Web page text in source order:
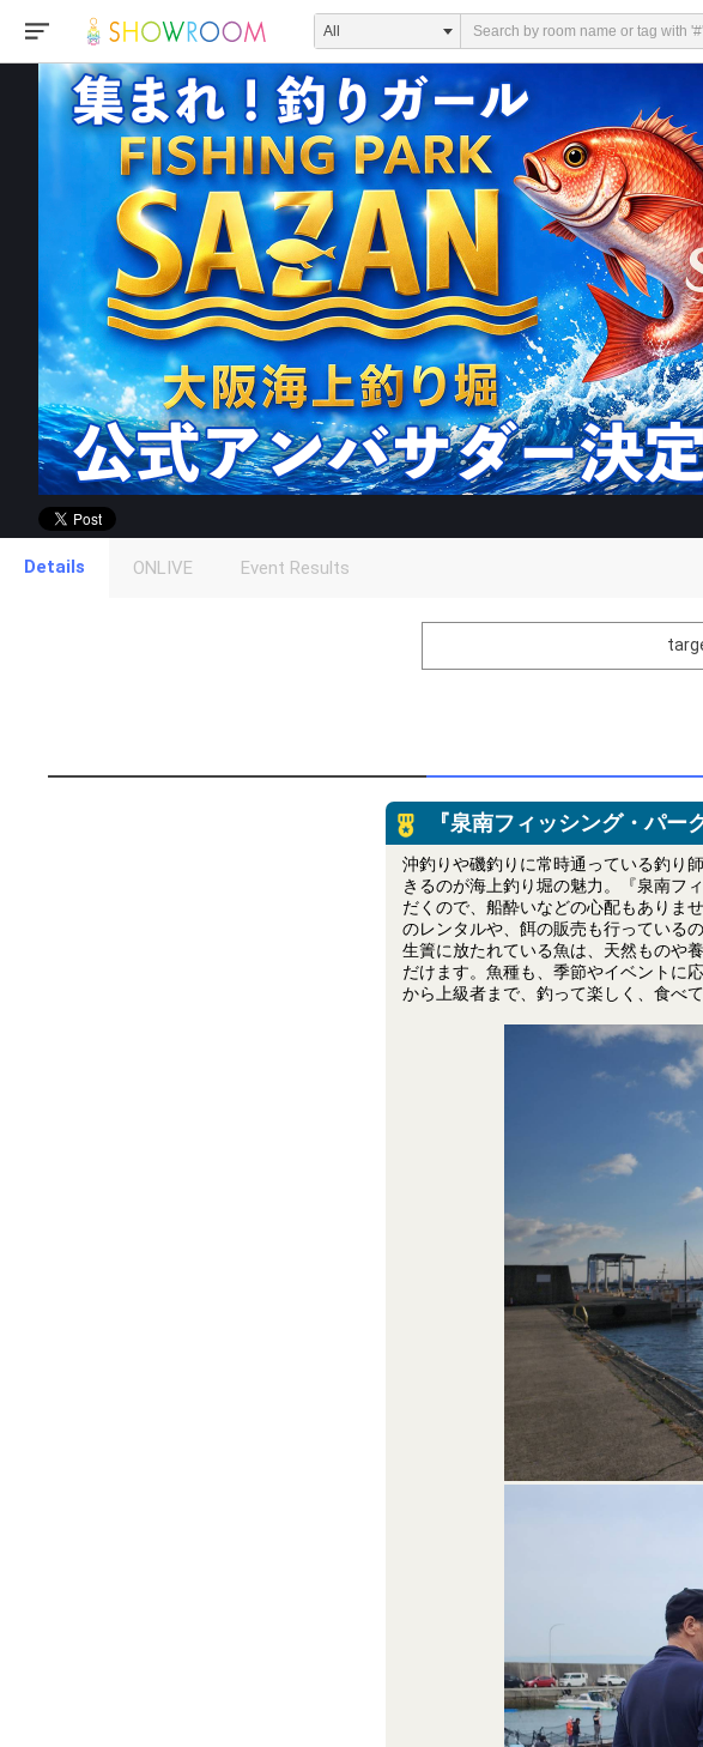
Level Points
Event Begins!
Throw gifts to the stage and join the live performance.
First, try throwing free Stars (once a day)! You can also charge Show Gold to
(available from 1 JPY)! When you continue to send gifts to the performer(s), the
To cheer on performers, you can send them gifts.
To send performers paid items, you must use Show Gold.
Details ONLIVE Event Results
『泉南フィッシング・パー
沖釣りや磯釣りに常時通っている釣り
きるのが海上釣り堀の魅力。『泉南フ
だくので、船酔いなどの心配もありま
のレンタルや、餌の販売も行っている
生簀に放たれている魚は、天然ものや
だけます。魚種も、季節やイベントに
から上級者まで、釣って楽しく、食べ